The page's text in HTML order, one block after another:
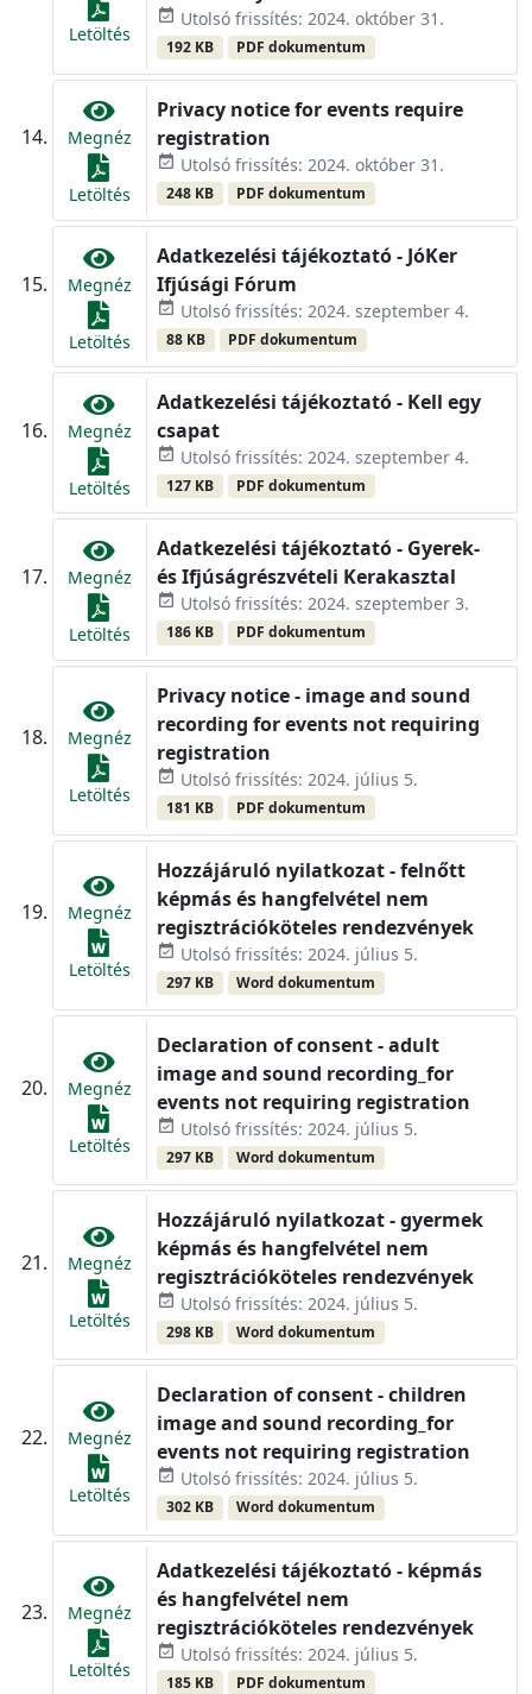
Letöltés
event_available Utolsó frissítés: 2024. október 31.
192 KB PDF dokumentum
Megnéz
Letöltés
Privacy notice for events require
registration
event_available Utolsó frissítés: 2024. október 31.
248 KB PDF dokumentum
Megnéz
Letöltés
Adatkezelési tájékoztató - JóKer
Ifjúsági Fórum
event_available Utolsó frissítés: 2024. szeptember 4.
88 KB PDF dokumentum
Megnéz
Letöltés
Adatkezelési tájékoztató - Kell egy
csapat
event_available Utolsó frissítés: 2024. szeptember 4.
127 KB PDF dokumentum
Megnéz
Letöltés
Adatkezelési tájékoztató - Gyerek-
és Ifjúságrészvételi Kerakasztal
event_available Utolsó frissítés: 2024. szeptember 3.
186 KB PDF dokumentum
Megnéz
Letöltés
Privacy notice - image and sound
recording for events not requiring
registration
event_available Utolsó frissítés: 2024. július 5.
181 KB PDF dokumentum
Megnéz
Letöltés
Hozzájáruló nyilatkozat - felnőtt
képmás és hangfelvétel nem
regisztrációköteles rendezvények
event_available Utolsó frissítés: 2024. július 5.
297 KB Word dokumentum
Megnéz
Letöltés
Declaration of consent - adult
image and sound recording_for
events not requiring registration
event_available Utolsó frissítés: 2024. július 5.
297 KB Word dokumentum
Megnéz
Letöltés
Hozzájáruló nyilatkozat - gyermek
képmás és hangfelvétel nem
regisztrációköteles rendezvények
event_available Utolsó frissítés: 2024. július 5.
298 KB Word dokumentum
Megnéz
Letöltés
Declaration of consent - children
image and sound recording_for
events not requiring registration
event_available Utolsó frissítés: 2024. július 5.
302 KB Word dokumentum
Megnéz
Letöltés
Adatkezelési tájékoztató - képmás
és hangfelvétel nem
regisztrációköteles rendezvények
event_available Utolsó frissítés: 2024. július 5.
185 KB PDF dokumentum